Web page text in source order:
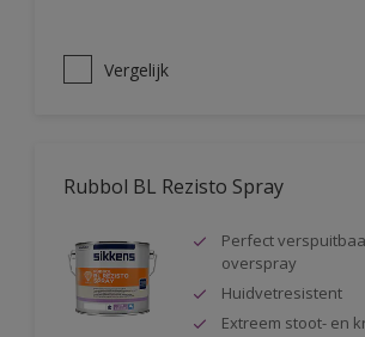
Vergelijk
Rubbol BL Rezisto Spray
Perfect
overspray
Huidvetresistent
Extreem stoot- en